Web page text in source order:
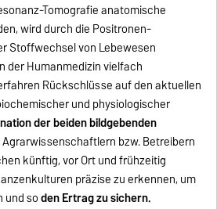
Tomografie anatomische
wird durch die Positronen-
Stoffwechsel von Lebewesen
der Humanmedizin vielfach
Rückschlüsse auf den aktuellen
und physiologischer
der beiden bildgebenden
bzw. Betreibern
künftig, vor Ort und frühzeitig
präzise zu erkennen, um
und soden Ertrag zu sichern.